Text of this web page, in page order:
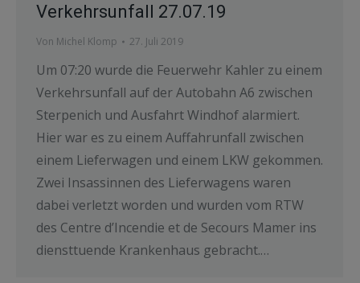
Verkehrsunfall 27.07.19
Von Michel Klomp 27. Juli 2019
Um 07:20 wurde die Feuerwehr Kahler zu einem
Verkehrsunfall auf der Autobahn A6 zwischen
Sterpenich und Ausfahrt Windhof alarmiert.
Hier war es zu einem Auffahrunfall zwischen
einem Lieferwagen und einem LKW gekommen.
Zwei Insassinnen des Lieferwagens waren
dabei verletzt worden und wurden vom RTW
des Centre d’Incendie et de Secours Mamer ins
diensttuende Krankenhaus gebracht.…